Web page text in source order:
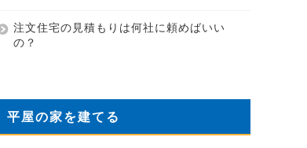
注文住宅の見積もりは何社に頼めばいい
の？
平屋の家を建てる